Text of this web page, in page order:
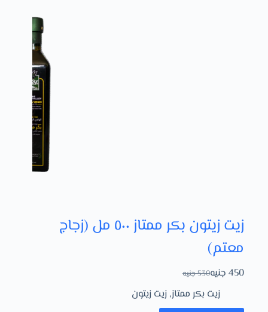
زيت زيتون بكر ممتاز ٥٠٠ مل (زجاج
معتم)
530جنيه 450 جنيه
زيت بكر ممتاز, زيت زيتون